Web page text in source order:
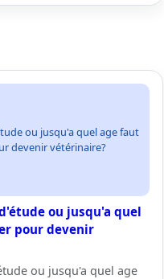
ou jusqu'a quel age faut
devenir vétérinaire?
ou jusqu'a quel
pour devenir
ou jusqu'a quel age